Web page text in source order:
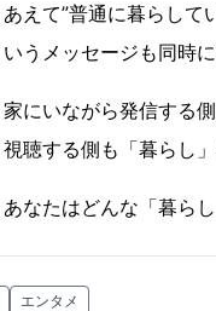
あえて”普通に暮らして
いうメッセージも同時
家にいながら発信する側
視聴する側も「暮らし
あなたはどんな「暮ら
エンタメ